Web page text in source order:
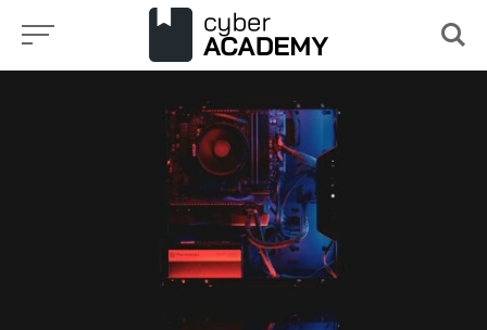
Przejdź